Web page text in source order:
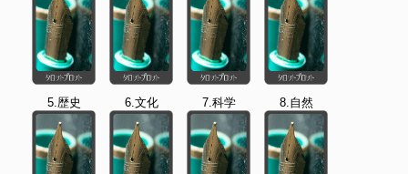
5.歴史 6.文化 7.科学 8.自然